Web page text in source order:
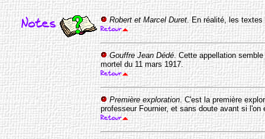
Robert et Marcel Duret. En réalité, les
Gouffre Jean Dédé. Cette appellation
mortel du 11 mars 1917.
Première exploration. C'est la première
professeur Fournier, et sans doute avant si